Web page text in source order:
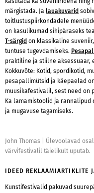
märgistada. Ja lauakuvarid
toitlustuspiirkondadele
on kasulikumad sihipäraseks
T-särgid on klassikaline
tuntuse tugevdamiseks.
praktiline ja stiilne
Kokkuvõte: Kotid, spordikotid,
pesapallimütsid ja käepaelad
muusikafestivalil, sest need on
Ka lamamistoolid ja rannalipud
ja mugavuse tagamiseks.
John Thomas
Ülevoolavad
värvifestivalil täielikult uputab.
IDEED REKLAAMIARTIKLITE
Kunstifestivalid pakuvad